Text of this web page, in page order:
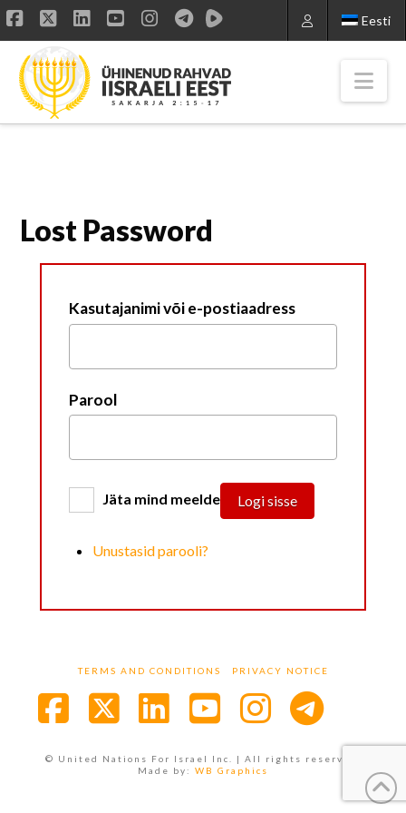
Eesti
Facebook
X LinkedIn
YouTube
Instagram
Lost Password
Kasutajanimi või e-postiaadress
Parool
Jäta mind meelde Logi sisse
Unustasid parooli?
TERMS AND CONDITIONS PRIVACY NOTICE
YouTube
© United Nations For Israel Inc. | All rights reserved.
Made by: WB Graphics